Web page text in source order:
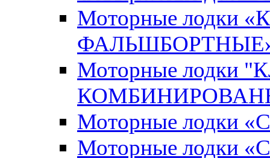
Моторные лодки
Моторные лодки
Моторные
Моторные лодки